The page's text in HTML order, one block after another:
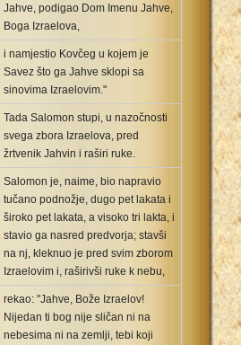
Jahve, podigao Dom Imenu Jahve,
Boga Izraelova,
i namjestio Kovčeg u kojem je
Savez što ga Jahve sklopi sa
sinovima Izraelovim."
Tada Salomon stupi, u nazočnosti
svega zbora Izraelova, pred
žrtvenik Jahvin i raširi ruke.
Salomon je, naime, bio napravio
tučano podnožje, dugo pet lakata i
široko pet lakata, a visoko tri lakta, i
stavio ga nasred predvorja; stavši
na nj, kleknuo je pred svim zborom
Izraelovim i, raširivši ruke k nebu,
rekao: "Jahve, Bože Izraelov!
Nijedan ti bog nije sličan ni na
nebesima ni na zemlji, tebi koji